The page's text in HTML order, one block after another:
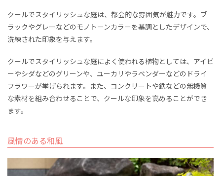
クールでスタイリッシュな庭は、都会的な雰囲気が魅力です。ブ
ラックやグレーなどのモノトーンカラーを基調としたデザインで、
洗練された印象を与えます。
クールでスタイリッシュな庭によく使われる植物としては、アイビ
ーやシダなどのグリーンや、ユーカリやラベンダーなどのドライ
フラワーが挙げられます。また、コンクリートや鉄などの無機質
な素材を組み合わせることで、クールな印象を高めることができ
ます。
風情のある和風